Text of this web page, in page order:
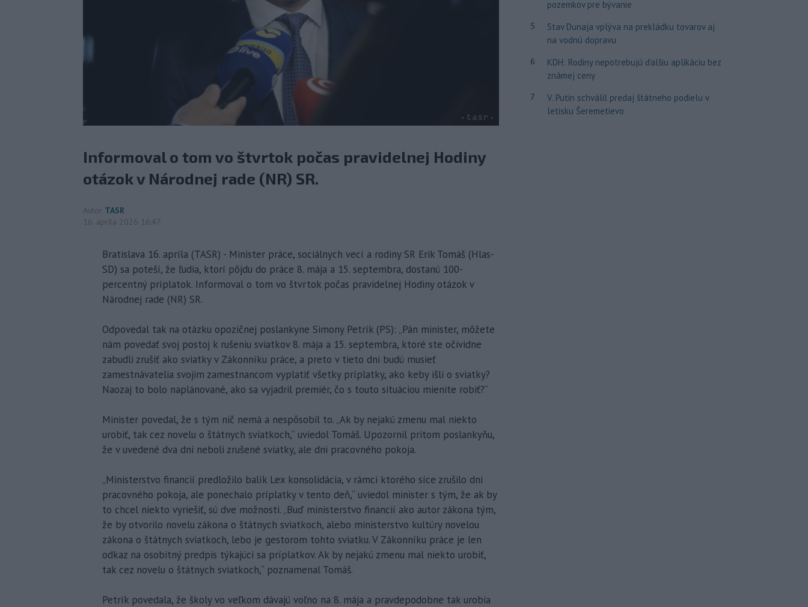
Informoval o tom vo štvrtok počas pravidelnej Hodiny
otázok v Národnej rade (NR) SR.
Autor TASR
16. apríla 2026 16:47
Bratislava 16. apríla (TASR) - Minister práce, sociálnych vecí a rodiny SR Erik Tomáš (Hlas-
SD) sa poteší, že ľudia, ktorí pôjdu do práce 8. mája a 15. septembra, dostanú 100-
percentný príplatok. Informoval o tom vo štvrtok počas pravidelnej Hodiny otázok v
Národnej rade (NR) SR.
Odpovedal tak na otázku opozičnej poslankyne Simony Petrík (PS): „Pán minister, môžete
nám povedať svoj postoj k rušeniu sviatkov 8. mája a 15. septembra, ktoré ste očividne
zabudli zrušiť ako sviatky v Zákonníku práce, a preto v tieto dni budú musieť
zamestnávatelia svojim zamestnancom vyplatiť všetky príplatky, ako keby išli o sviatky?
Naozaj to bolo naplánované, ako sa vyjadril premiér, čo s touto situáciou mienite robiť?“
Minister povedal, že s tým nič nemá a nespôsobil to. „Ak by nejakú zmenu mal niekto
urobiť, tak cez novelu o štátnych sviatkoch,“ uviedol Tomáš. Upozornil pritom poslankyňu,
že v uvedené dva dni neboli zrušené sviatky, ale dni pracovného pokoja.
„Ministerstvo financií predložilo balík Lex konsolidácia, v rámci ktorého síce zrušilo dni
pracovného pokoja, ale ponechalo príplatky v tento deň,“ uviedol minister s tým, že ak by
to chcel niekto vyriešiť, sú dve možnosti. „Buď ministerstvo financií ako autor zákona tým,
že by otvorilo novelu zákona o štátnych sviatkoch, alebo ministerstvo kultúry novelou
zákona o štátnych sviatkoch, lebo je gestorom tohto sviatku. V Zákonníku práce je len
odkaz na osobitný predpis týkajúci sa príplatkov. Ak by nejakú zmenu mal niekto urobiť,
tak cez novelu o štátnych sviatkoch,“ poznamenal Tomáš.
Petrík povedala, že školy vo veľkom dávajú voľno na 8. mája a pravdepodobne tak urobia
pozemkov pre bývanie
5
Stav Dunaja vplýva na prekládku tovarov aj
na vodnú dopravu
6
KDH: Rodiny nepotrebujú ďalšiu aplikáciu bez
známej ceny
7
V. Putin schválil predaj štátneho podielu v
letisku Šeremetievo